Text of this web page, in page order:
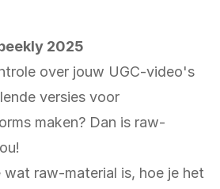
2025
over jouw UGC-video's
versies voor
maken? Dan is raw-
wat raw-material is, hoe je het